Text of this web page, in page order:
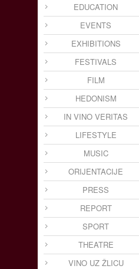
EDUCATION
EVENTS
EXHIBITIONS
FESTIVALS
FILM
HEDONISM
IN VINO VERITAS
LIFESTYLE
MUSIC
ORIJENTACIJE
PRESS
REPORT
SPORT
THEATRE
VINO UZ ŽLICU